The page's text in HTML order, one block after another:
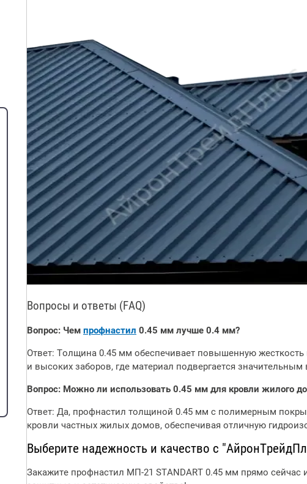
2026-03-20 12:23:57
Арматура стала еще
дешевле!
2026-02-19 12:06:21
Снижение цен на
профильные трубы
сезоном 2026
2026-01-
от
Вопросы и ответы (FAQ)
Вопрос: Чем профнастил 0.45 мм лучше 0.4 мм?
Ответ: Толщина 0.45 мм обеспечивает повышенную
и высоких заборов, где материал подвергается
Вопрос: Можно ли использовать 0.45 мм для кровли жилого
Ответ: Да, профнастил толщиной 0.45 мм с полимерным
кровли частных жилых домов, обеспечивая отличную
Выберите надежность и качество с
Закажите профнастил МП-21 STANDART 0.45 мм прямо